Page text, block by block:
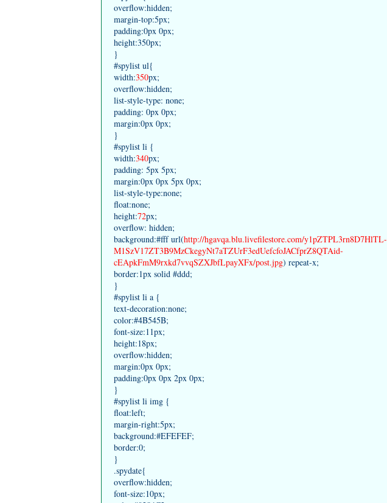
overflow:hidden;
margin-top:5px;
padding:0px 0px;
height:350px;
}
#spylist ul{
width:350px;
overflow:hidden;
list-style-type: none;
padding: 0px 0px;
margin:0px 0px;
}
#spylist li {
width:340px;
padding: 5px 5px;
margin:0px 0px 5px 0px;
list-style-type:none;
float:none;
height:72px;
overflow: hidden;
background:#fff url(http://hgavqa.blu.livefilestore.com/y1pZTPL3rn8D7HlTL-
M1SzV17ZT3B9MzCkegyNt7aTZUrF3edUefcfoJACfprZ8QTAid-
cEApkFmM9rxkd7vvqSZXJbfLpayXFx/post.jpg) repeat-x;
border:1px solid #ddd;
}
#spylist li a {
text-decoration:none;
color:#4B545B;
font-size:11px;
height:18px;
overflow:hidden;
margin:0px 0px;
padding:0px 0px 2px 0px;
}
#spylist li img {
float:left;
margin-right:5px;
background:#EFEFEF;
border:0;
}
.spydate{
overflow:hidden;
font-size:10px;